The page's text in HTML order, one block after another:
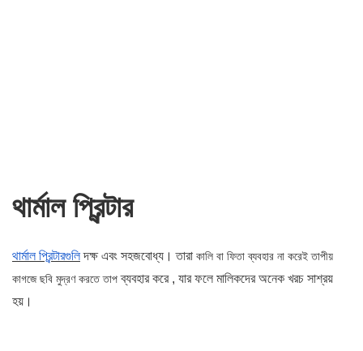
থার্মাল প্রিন্টার
থার্মাল প্রিন্টারগুলি দক্ষ এবং সহজবোধ্য। তারা কালি বা ফিতা ব্যবহার না করেই তাপীয়
কাগজে ছবি মুদ্রণ করতে তাপব্যবহার করে , যার ফলে মালিকদের অনেক খরচ সাশ্রয়
হয়।